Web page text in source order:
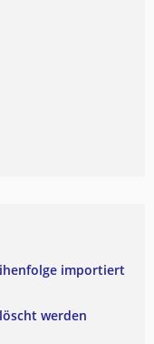
importiert
werden